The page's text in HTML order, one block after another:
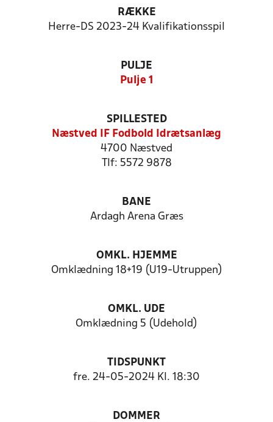
RÆKKE
Herre-DS 2023-24 Kvalifikationsspil
PULJE
Pulje 1
SPILLESTED
Næstved IF Fodbold Idrætsanlæg
4700 Næstved
Tlf: 5572 9878
BANE
Ardagh Arena Græs
OMKL. HJEMME
Omklædning 18+19 (U19-Utruppen)
OMKL. UDE
Omklædning 5 (Udehold)
TIDSPUNKT
fre. 24-05-2024 Kl. 18:30
DOMMER